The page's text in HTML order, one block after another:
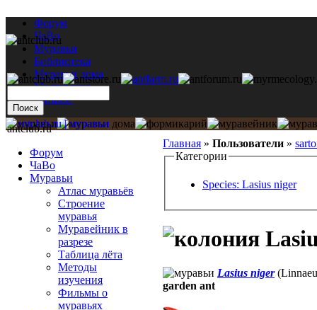
Форум
ЧаВо
Муравьи
Библиотека
Муравьи дома
Мастерская
Каталог
Главная » Пользователи »
Категории
Species: Lasius niger
Lasius niger
garden ant
antclub.ru
Форум
ЧаВо
Муравьи
Атлас муравьёв
Строение
муравья
Муравейник в
разрезе
Таблица лёта
Методы
изучения
Фильмы о
муравьях